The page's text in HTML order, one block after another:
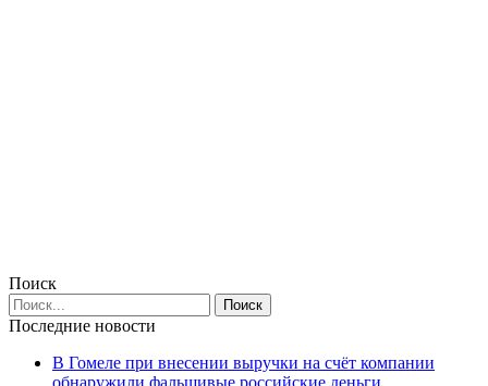
Поиск
Последние новости
В Гомеле при внесении выручки на счёт компании
обнаружили фальшивые российские деньги